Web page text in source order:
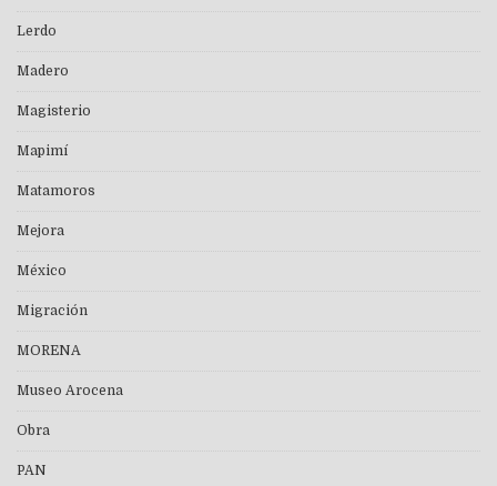
Lerdo
Madero
Magisterio
Mapimí
Matamoros
Mejora
México
Migración
MORENA
Museo Arocena
Obra
PAN